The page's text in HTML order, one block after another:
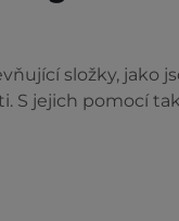
složky, jako
S jejich pomocí